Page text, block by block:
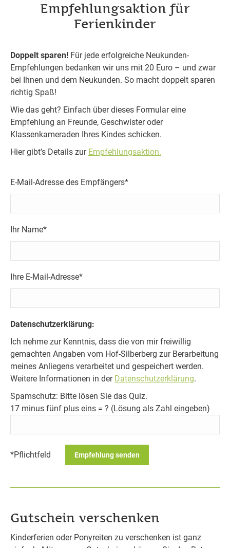
Empfehlungsaktion für
Ferienkinder
Doppelt sparen! Für jede erfolgreiche Neukunden-
Empfehlungen bedanken wir uns mit 20 Euro – und zwar
bei Ihnen und dem Neukunden. So macht doppelt sparen
richtig Spaß!
Wie das geht? Einfach über dieses Formular eine
Empfehlung an Freunde, Geschwister oder
Klassenkameraden Ihres Kindes schicken.
Hier gibt’s Details zur Empfehlungsaktion.
E-Mail-Adresse des Empfängers*
Ihr Name*
Ihre E-Mail-Adresse*
Bitte lasse dieses Feld leer.
Datenschutzerklärung:
Ich nehme zur Kenntnis, dass die von mir freiwillig
gemachten Angaben vom Hof-Silberberg zur Berarbeitung
meines Anliegens verarbeitet und gespeichert werden.
Weitere Informationen in der Datenschutzerklärung.
Spamschutz: Bitte lösen Sie das Quiz.
17 minus fünf plus eins = ? (Lösung als Zahl eingeben)
*Pflichtfeld
Gutschein verschenken
Kinderferien oder Ponyreiten zu verschenken ist ganz